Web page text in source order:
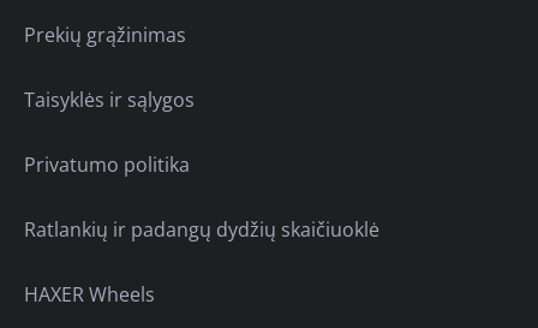
Prekių grąžinimas
Taisyklės ir sąlygos
Privatumo politika
Ratlankių ir padangų dydžių skaičiuoklė
HAXER Wheels